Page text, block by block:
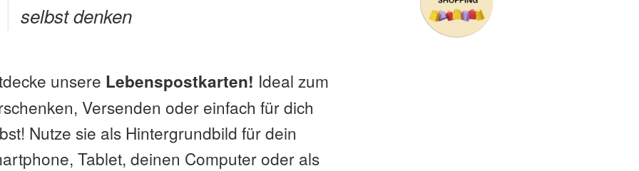
selbst denken
unsere Lebenspostkarten! Ideal zum
Versenden oder einfach für dich
Nutze sie als Hintergrundbild für dein
Tablet, deinen Computer oder als